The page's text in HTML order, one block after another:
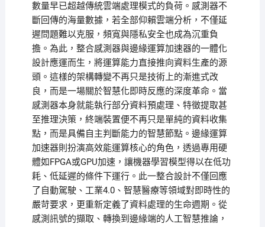
數量早已超越傳統雲端處理模式的負荷。感測器不
斷回傳的海量數據，若全部仰賴雲端分析，不僅延
遲問題難以克服，頻寬與隱私安全也成為沉重負
擔。為此，整合感測器與邊緣運算加速器的一體化
設計應運而生，將運算能力直接推向資料生產的源
頭。這樣的架構轉變不再只是技術上的漸進式改
良，而是一場關於智慧化即時反應的深度革命。當
感測器本身就能執行部分資料預處理、特徵提取甚
至推理決策，終端裝置便不再只是單純的資料收集
點，而是具備自主判斷能力的智慧節點。邊緣運算
加速器則扮演高效能運算核心的角色，透過專用硬
體如FPGA或GPU加速，讓機器學習模型得以在低功
耗、低延遲的條件下運行。此一整合設計不僅回應
了自動駕駛、工業4.0、智慧醫療等領域對即時性的
嚴苛要求，更重新定義了資料處理的生命週期。從
感測訊號的擷取、轉換到邊緣端的人工智慧推論，